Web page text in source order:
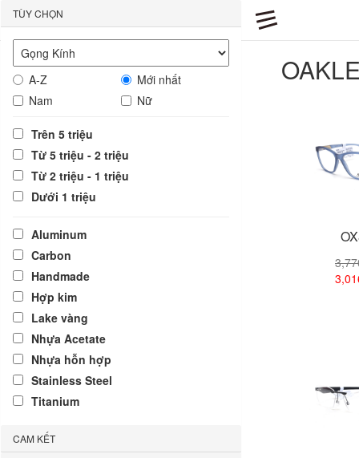
TÙY CHỌN
A-Z
Mới nhất
Nam
Nữ
Trên 5 triệu
Từ 5 triệu - 2 triệu
Từ 2 triệu - 1 triệu
Dưới 1 triệu
Aluminum
Carbon
Handmade
Hợp kim
Lake vàng
Nhựa Acetate
Nhựa hỗn hợp
Stainless Steel
Titanium
CAM KẾT